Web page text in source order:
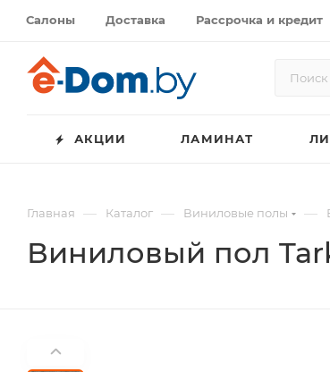
Салоны Доставка Рассрочка и кредит
АКЦИИ ЛАМИНАТ
Главная — Каталог — Виниловые полы —
Виниловый пол